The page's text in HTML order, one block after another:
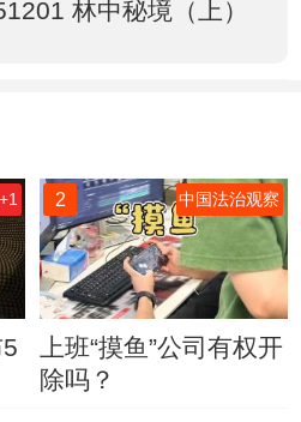
林中秘境（上）
2 中国法治观察
上班“摸鱼”公司有权开
除吗？